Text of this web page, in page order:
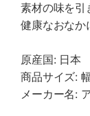
素材の味を引
健康なおなか
原産国: 日本
商品サイズ:
メーカー名: